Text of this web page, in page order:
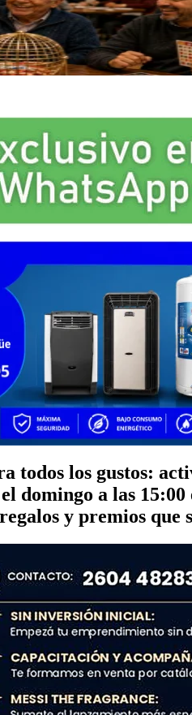
los gustos:
domingo a las
y premios que